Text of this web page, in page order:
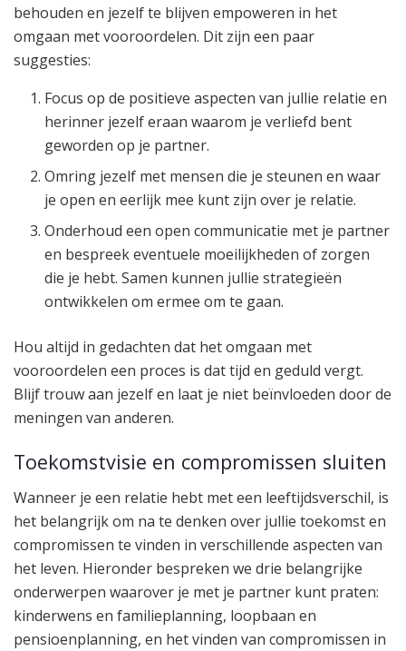
behouden en jezelf te blijven empoweren in het
omgaan met vooroordelen. Dit zijn een paar
suggesties:
Focus op de positieve aspecten van jullie relatie en
herinner jezelf eraan waarom je verliefd bent
geworden op je partner.
Omring jezelf met mensen die je steunen en waar
je open en eerlijk mee kunt zijn over je relatie.
Onderhoud een open communicatie met je partner
en bespreek eventuele moeilijkheden of zorgen
die je hebt. Samen kunnen jullie strategieën
ontwikkelen om ermee om te gaan.
Hou altijd in gedachten dat het omgaan met
vooroordelen een proces is dat tijd en geduld vergt.
Blijf trouw aan jezelf en laat je niet beïnvloeden door de
meningen van anderen.
Toekomstvisie en compromissen sluiten
Wanneer je een relatie hebt met een leeftijdsverschil, is
het belangrijk om na te denken over jullie toekomst en
compromissen te vinden in verschillende aspecten van
het leven. Hieronder bespreken we drie belangrijke
onderwerpen waarover je met je partner kunt praten:
kinderwens en familieplanning, loopbaan en
pensioenplanning, en het vinden van compromissen in